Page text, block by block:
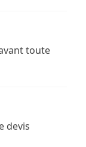
toute
devis